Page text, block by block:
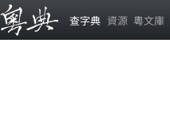
查字典 資源 粵文庫